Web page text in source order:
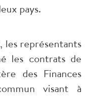
pays.
les représentants
les contrats de
des Finances
visant à